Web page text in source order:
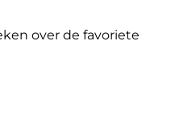
over de favoriete